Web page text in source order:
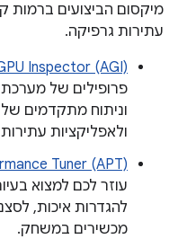
מיקסום הביצועים ברמות
עתירות גרפיקה.
Inspector (AGI)
ולאפליקציות
Tuner (APT)
עוזר לכם למצוא
להגדרות איכות,
מכשירים במשחק.